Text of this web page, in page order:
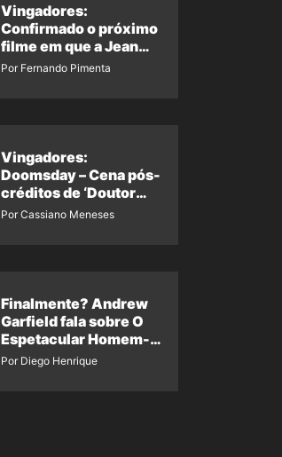
Vingadores:
Confirmado o próximo
filme em que a Jean
Grey irá aparecer
Por Fernando Pimenta
Vingadores:
Doomsday – Cena pós-
créditos de ‘Doutor
Destino’ é revelada
Por Cassiano Meneses
Finalmente? Andrew
Garfield fala sobre O
Espetacular Homem-
Aranha 3
Por Diego Henrique